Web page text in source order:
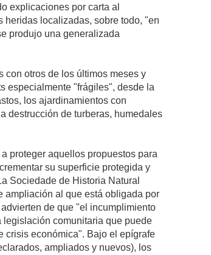
explicaciones por carta al
heridas localizadas, sobre todo, "en
produjo una generalizada
con otros de los últimos meses y
especialmente "frágiles", desde la
los ajardinamientos con
destrucción de turberas, humedales
proteger aquellos propuestos para
su superficie protegida y
Sociedade de Historia Natural
ampliación al que está obligada por
de que "el incumplimiento
comunitaria que puede
crisis económica". Bajo el epígrafe
ampliados y nuevos), los